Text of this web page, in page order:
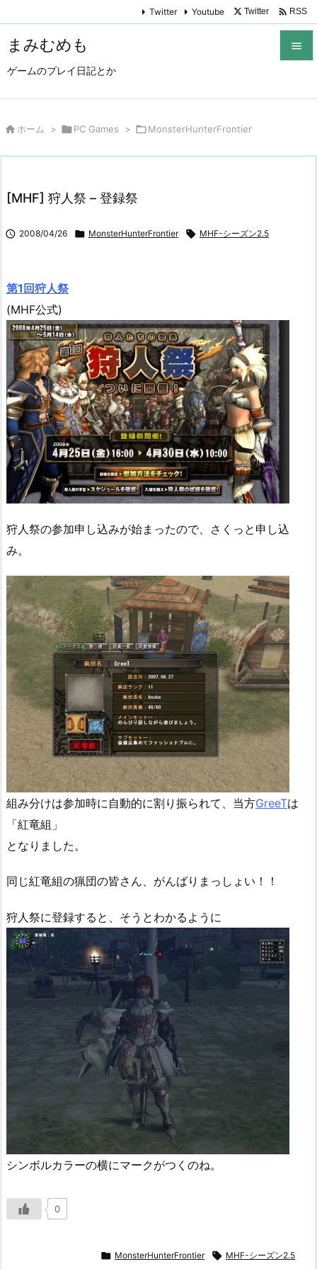
まみむめも
ゲームのプレイ日記とか

Twitter Youtube Twitter  RSS
 ホーム > PC Games > MonsterHunterFrontier
[MHF] 狩人祭 – 登録祭
 2008/04/26  MonsterHunterFrontier  MHF-シーズン2.5
第1回狩人祭
(MHF公式)
狩人祭の参加申し込みが始まったので、さくっと申し込
み。
組み分けは参加時に自動的に割り振られて、当方GreeTは
「紅竜組」
となりました。
同じ紅竜組の猟団の皆さん、がんばりまっしょい！！
狩人祭に登録すると、そうとわかるように
シンボルカラーの横にマークがつくのね。
0
 MonsterHunterFrontier  MHF-シーズン2.5